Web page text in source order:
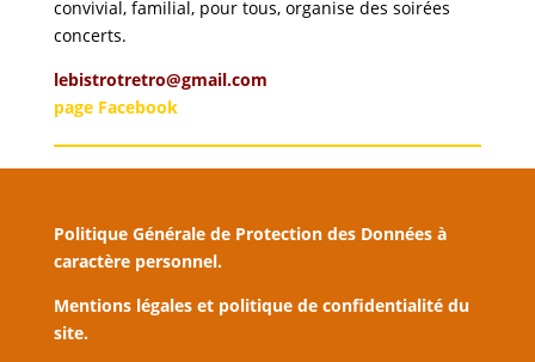
convivial, familial, pour tous, organise des soirées
concerts.
lebistrotretro@gmail.com
page Facebook
Politique Générale de Protection des Données à
caractère personnel.
Mentions légales et politique de confidentialité du
site.